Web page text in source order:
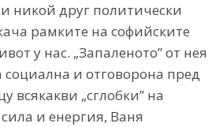
никой друг политически
рамките на софийските
у нас. „Запаленото” от нея
и отговорона пред
„сглобки” на
и енергия, Ваня